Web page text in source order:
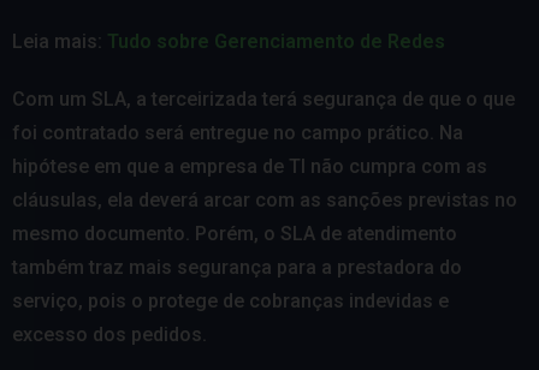
Leia mais: Tudo sobre Gerenciamento de Redes
Com um SLA, a terceirizada terá segurança de que o que
foi contratado será entregue no campo prático. Na
hipótese em que a empresa de TI não cumpra com as
cláusulas, ela deverá arcar com as sanções previstas no
mesmo documento. Porém, o SLA de atendimento
também traz mais segurança para a prestadora do
serviço, pois o protege de cobranças indevidas e
excesso dos pedidos.